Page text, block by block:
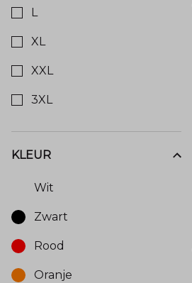
L
XL
XXL
3XL
KLEUR
Wit
Zwart
Rood
Oranje